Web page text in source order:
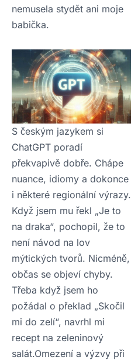
nemusela stydět ani moje
babička.
S českým jazykem si
ChatGPT poradí
překvapivě dobře. Chápe
nuance, idiomy a dokonce
i některé regionální výrazy.
Když jsem mu řekl „Je to
na draka“, pochopil, že to
není návod na lov
mýtických tvorů. Nicméně,
občas se objeví chyby.
Třeba když jsem ho
požádal o překlad „Skočil
mi do zelí“, navrhl mi
recept na zeleninový
salát.Omezení a výzvy při